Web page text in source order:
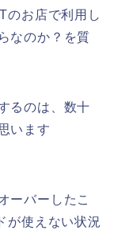
のお店で利用し
なのか？を質
るのは、数十
います
ーバーしたこ
が使えない状況